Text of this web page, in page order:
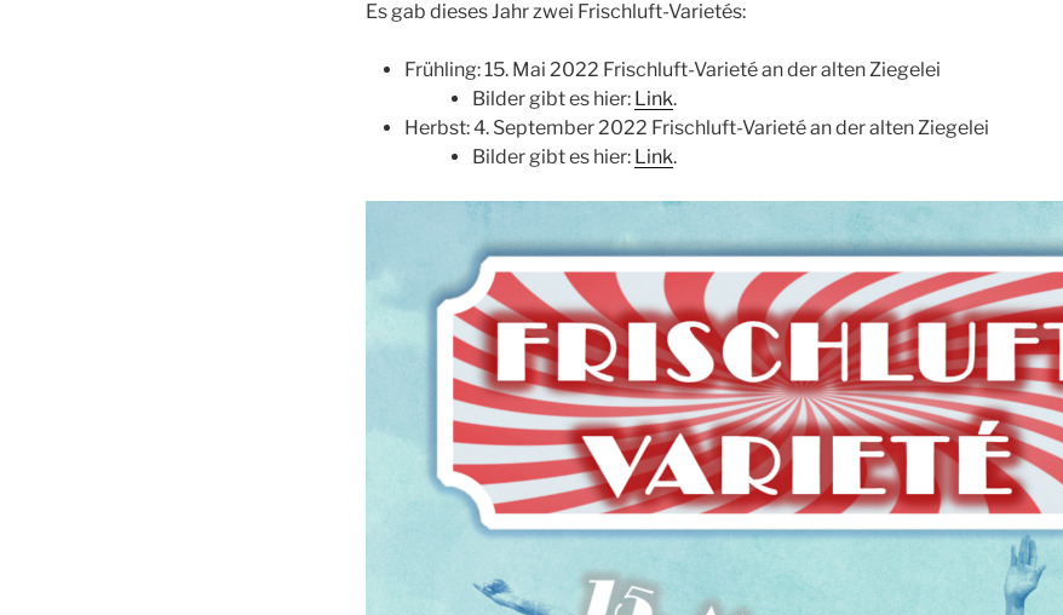
Es gab dieses Jahr zwei Frischluft-Varietés:
Frühling: 15. Mai 2022 Frischluft-Varieté an der alten Ziegelei
Bilder gibt es hier: Link.
Herbst: 4. September 2022 Frischluft-Varieté an der alten Ziegelei
Bilder gibt es hier: Link.